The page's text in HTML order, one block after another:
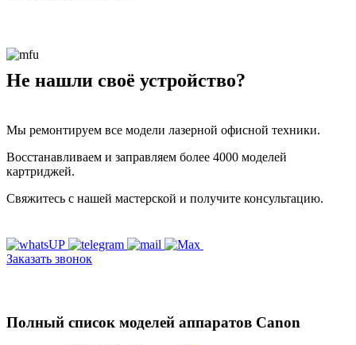
Не нашли своё устройство?
Мы ремонтируем все модели лазерной офисной техники.
Восстанавливаем и заправляем более 4000 моделей
картриджей.
Свяжитесь с нашей мастерской и получите консультацию.
Заказать звонок
Полный список моделей аппаратов Canon